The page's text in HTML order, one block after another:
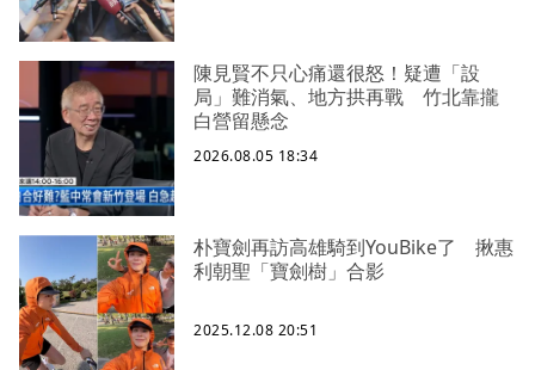
陳見賢不只心痛還很怒！疑遭「設
局」難消氣、地方拱再戰 竹北靠攏
白營留懸念
2026.08.05 18:34
朴寶劍再訪高雄騎到YouBike了 揪惠
利朝聖「寶劍樹」合影
2025.12.08 20:51